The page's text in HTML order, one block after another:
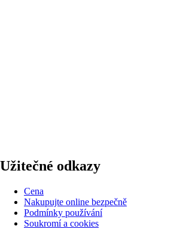
Užitečné odkazy
Cena
Nakupujte online bezpečně
Podmínky používání
Soukromí a cookies